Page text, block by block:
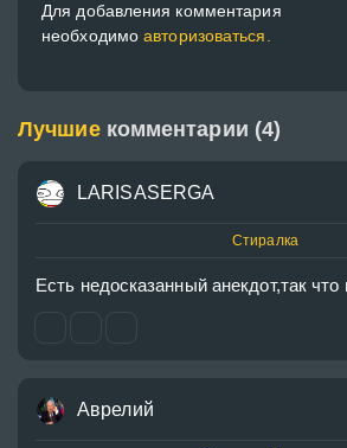
Для добавления комментария
необходимоавторизоваться.
Лучшие комментарии (4)
LARISASERGA
Стиралка
Есть недосказанный анекдот,так что
Аврелий